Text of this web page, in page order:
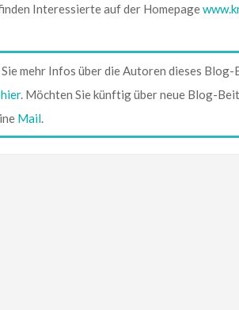
Interessierte auf der Homepage
mehr Infos über die Autoren dieses
hier. Möchten Sie künftig über neue Blog-
Mail.